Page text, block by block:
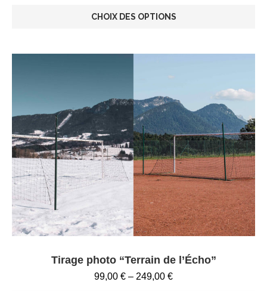
CHOIX DES OPTIONS
Tirage photo “Terrain de l’Écho”
99,00 € – 249,00 €